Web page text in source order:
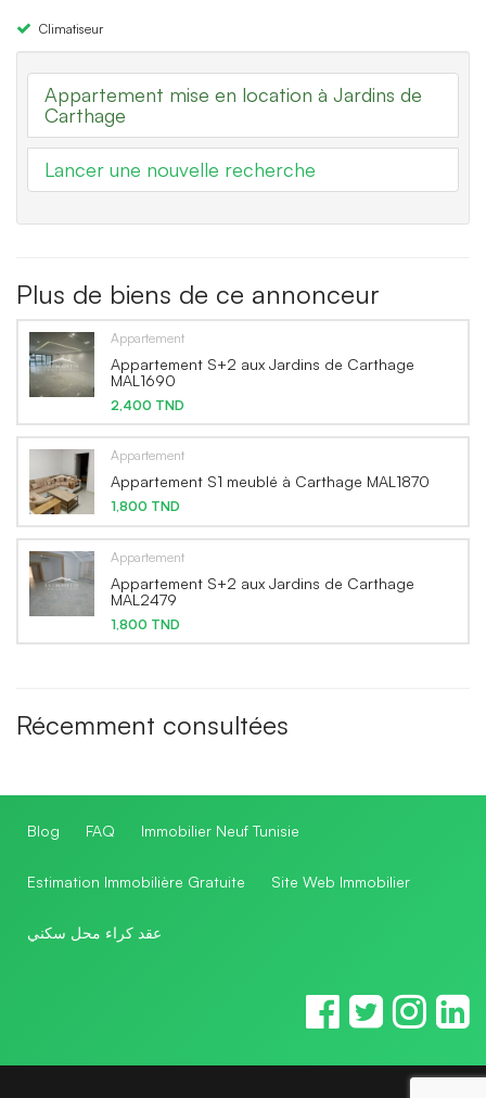
Climatiseur
Appartement mise en location à Jardins de
Carthage
Lancer une nouvelle recherche
Plus de biens de ce annonceur
Appartement
Appartement S+2 aux Jardins de Carthage
MAL1690
2,400 TND
Appartement
Appartement S1 meublé à Carthage MAL1870
1,800 TND
Appartement
Appartement S+2 aux Jardins de Carthage
MAL2479
1,800 TND
Récemment consultées
Blog FAQ Immobilier Neuf Tunisie
Estimation Immobilière Gratuite Site Web Immobilier
عقد كراء محل سكني